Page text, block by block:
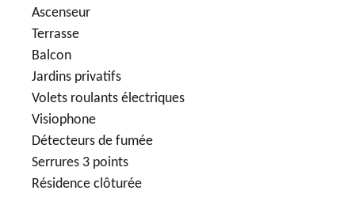
Ascenseur
Terrasse
Balcon
Jardins privatifs
Volets roulants électriques
Visiophone
Détecteurs de fumée
Serrures 3 points
Résidence clôturée